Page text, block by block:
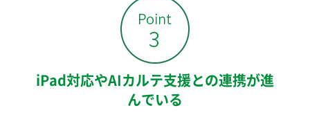
iPad対応やAIカルテ支援との連携が進
んでいる